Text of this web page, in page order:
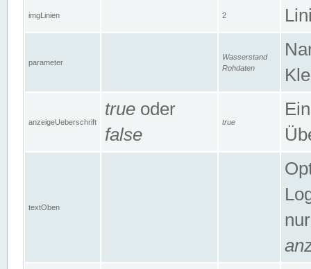
imgLinien 2
parameter
Wasserstand
Rohdaten
anzeigeUeberschrift
true oder
false
true
textOben